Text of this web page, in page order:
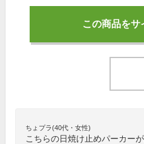
この商品をサ
ちょプラ(40代・女性)
こちらの日焼け止めパーカー